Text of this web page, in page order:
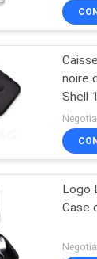
noire
Shell
Logo
Case